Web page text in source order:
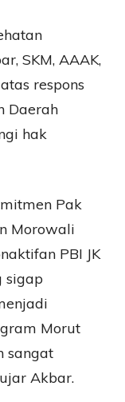
SKM, AAAK,
respons
Daerah
hak
Pak
Morowali
PBI JK
sigap
Morut
sangat
Akbar.